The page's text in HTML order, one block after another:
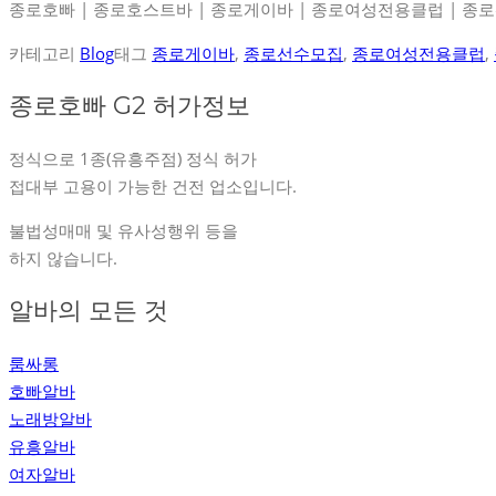
종로호빠 | 종로호스트바 | 종로게이바 | 종로여성전용클럽 | 종
카테고리 Blog태그 종로게이바, 종로선수모집, 종로여성전용클럽,
종로호빠 G2 허가정보
정식으로 1종(유흥주점) 정식 허가
접대부 고용이 가능한 건전 업소입니다.
불법성매매 및 유사성행위 등을
하지 않습니다.
알바의 모든 것
룸싸롱
호빠알바
노래방알바
유흥알바
여자알바